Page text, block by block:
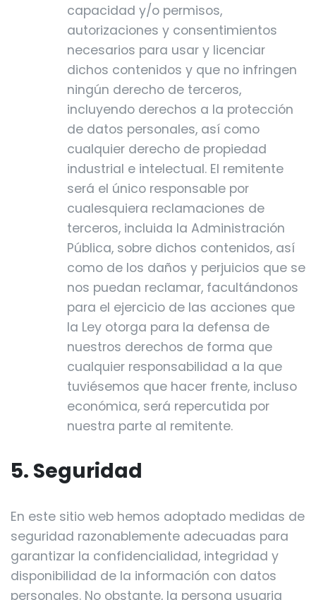
capacidad y/o permisos,
autorizaciones y consentimientos
necesarios para usar y licenciar
dichos contenidos y que no infringen
ningún derecho de terceros,
incluyendo derechos a la protección
de datos personales, así como
cualquier derecho de propiedad
industrial e intelectual. El remitente
será el único responsable por
cualesquiera reclamaciones de
terceros, incluida la Administración
Pública, sobre dichos contenidos, así
como de los daños y perjuicios que se
nos puedan reclamar, facultándonos
para el ejercicio de las acciones que
la Ley otorga para la defensa de
nuestros derechos de forma que
cualquier responsabilidad a la que
tuviésemos que hacer frente, incluso
económica, será repercutida por
nuestra parte al remitente.
5. Seguridad
En este sitio web hemos adoptado medidas de
seguridad razonablemente adecuadas para
garantizar la confidencialidad, integridad y
disponibilidad de la información con datos
personales. No obstante, la persona usuaria